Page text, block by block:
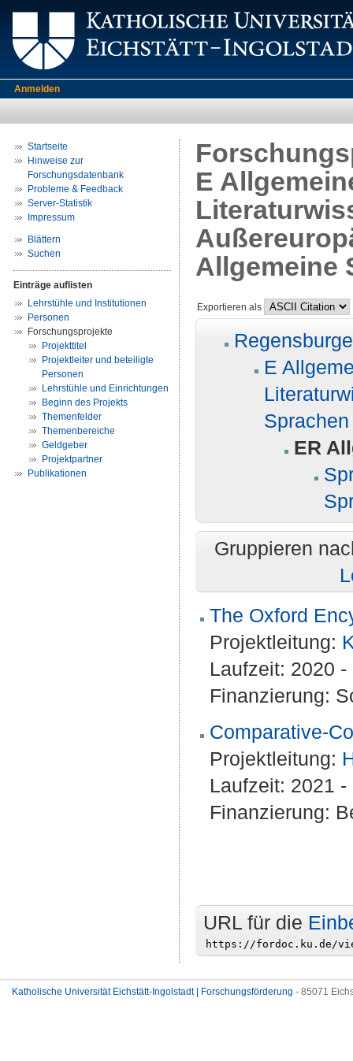
Anmelden
Startseite
Hinweise zur
Forschungsdatenbank
Probleme & Feedback
Server-Statistik
Impressum
Blättern
Suchen
Einträge auflisten
Lehrstühle und Institutionen
Personen
Forschungsprojekte
Projekttitel
Projektleiter und beteiligte
Personen
Lehrstühle und Einrichtungen
Beginn des Projekts
Themenfelder
Themenbereiche
Geldgeber
Projektpartner
Publikationen
E
Allgemeine
Exportieren als
E
ER
Gruppieren
The Oxford
Projektleitung:
Laufzeit: 2020
Finanzierung:
Comparative-
Projektleitung:
Laufzeit: 2021
Finanzierung:
URL für die
Katholische Universität Eichstätt-Ingolstadt | Forschungsförderung - 85071